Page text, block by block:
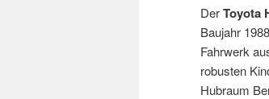
DerToyota
Baujahr
Fahrwerk
robusten
Hubraum